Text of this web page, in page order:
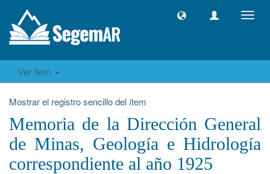
Ver ítem
Mostrar el registro sencillo del ítem
Memoria de la Dirección General
de Minas, Geología e Hidrología
correspondiente al año 1925